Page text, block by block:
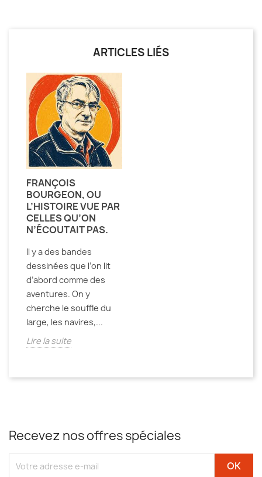
ARTICLES LIÉS
FRANÇOIS
BOURGEON, OU
L’HISTOIRE VUE PAR
CELLES QU’ON
N’ÉCOUTAIT PAS.
Il y a des bandes
dessinées que l’on lit
d’abord comme des
aventures. On y
cherche le souffle du
large, les navires,...
Lire la suite
Recevez nos offres spéciales